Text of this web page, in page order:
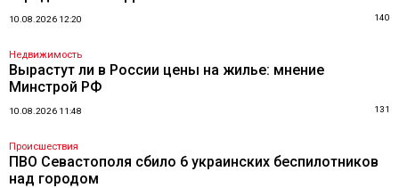
10.08.2026 12:20 140
Недвижимость
Вырастут ли в России цены на жилье: мнение
Минстрой РФ
10.08.2026 11:48 131
Происшествия
ПВО Севастополя сбило 6 украинских беспилотников
над городом